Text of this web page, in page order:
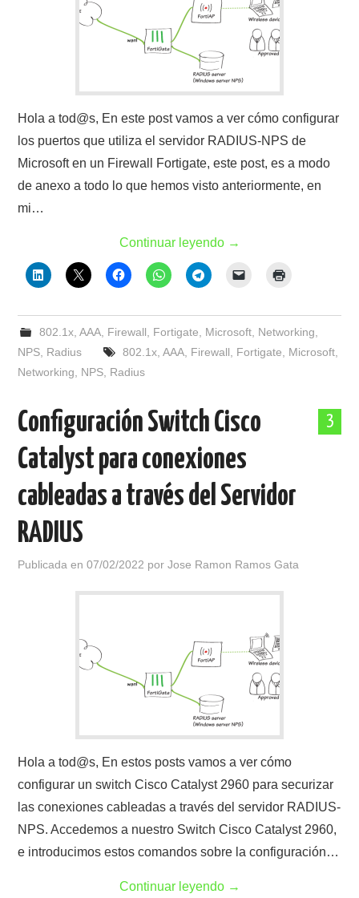
Hola a tod@s, En este post vamos a ver cómo configurar
los puertos que utiliza el servidor RADIUS-NPS de
Microsoft en un Firewall Fortigate, este post, es a modo
de anexo a todo lo que hemos visto anteriormente, en
mi…
Continuar leyendo →
802.1x, AAA, Firewall Fortigate Microsoft, Networking
NPS Radius 802.1x, AAA, Firewall Fortigate Microsoft,
Networking
NPS Radius
3
Configuración Switch Cisco
Catalyst para conexiones
cableadas a través del Servidor
RADIUS
Publicada en07/02/2022 porJose Ramon Ramos Gata
Hola a tod@s, En estos posts vamos a ver cómo
configurar un switch Cisco Catalyst 2960 para securizar
las conexiones cableadas a través del servidor RADIUS-
NPS. Accedemos a nuestro Switch Cisco Catalyst 2960,
e introducimos estos comandos sobre la configuración…
Continuar leyendo →